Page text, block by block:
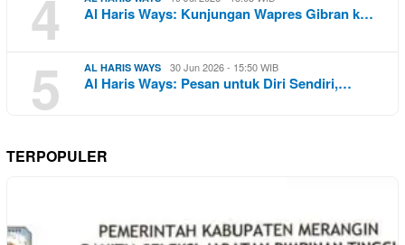
4 Al Haris Ways: Kunjungan Wapres Gibran k…
5 AL HARIS WAYS 30 Jun 2026 - 15:50 WIB
Al Haris Ways: Pesan untuk Diri Sendiri,…
TERPOPULER